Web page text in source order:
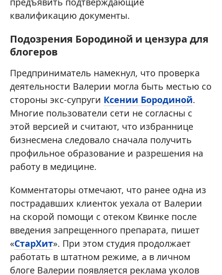
квалификацию документы.
Подозрения Бородиной и цензура для
блогеров
Предприниматель намекнул, что проверка
деятельности Валерии могла быть местью со
стороны экс-супруги Ксении Бородиной.
Многие пользователи сети не согласны с
этой версией и считают, что избраннице
бизнесмена следовало сначала получить
профильное образование и разрешения на
работу в медицине.
Комментаторы отмечают, что ранее одна из
пострадавших клиенток уехала от Валерии
на скорой помощи с отеком Квинке после
введения запрещенного препарата, пишет
«СтарХит». При этом студия продолжает
работать в штатном режиме, а в личном
блоге Валерии появляется реклама уколов